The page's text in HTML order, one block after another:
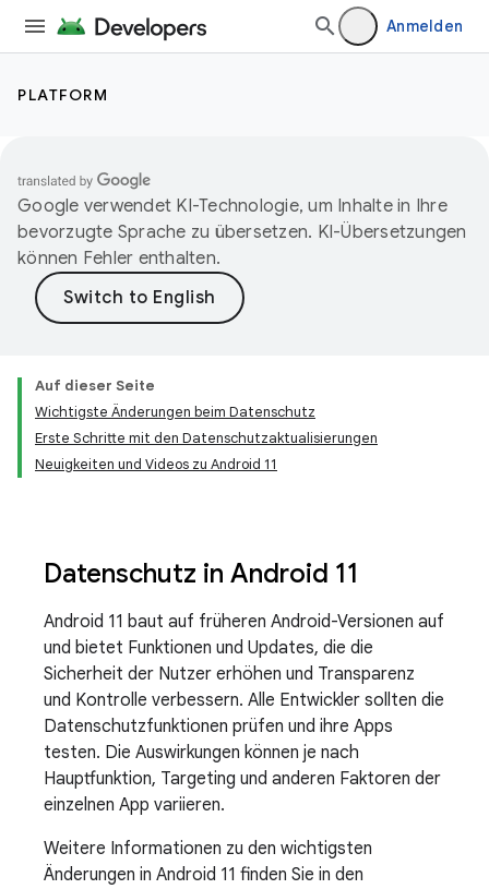
Anmelden
PLATFORM
Google verwendet KI-Technologie, um Inhalte in Ihre
bevorzugte Sprache zu übersetzen. KI-Übersetzungen
können Fehler enthalten.
Auf dieser Seite
Wichtigste Änderungen beim Datenschutz
Erste Schritte mit den Datenschutzaktualisierungen
Neuigkeiten und Videos zu Android 11
Datenschutz in Android 11
Android 11 baut auf früheren Android-Versionen auf
und bietet Funktionen und Updates, die die
Sicherheit der Nutzer erhöhen und Transparenz
und Kontrolle verbessern. Alle Entwickler sollten die
Datenschutzfunktionen prüfen und ihre Apps
testen. Die Auswirkungen können je nach
Hauptfunktion, Targeting und anderen Faktoren der
einzelnen App variieren.
Weitere Informationen zu den wichtigsten
Änderungen in Android 11 finden Sie in den